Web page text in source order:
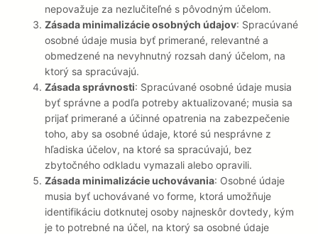
nepovažuje za nezlučiteľné s pôvodným účelom.
Zásada minimalizácie osobných údajov: Spracúvané
osobné údaje musia byť primerané, relevantné a
obmedzené na nevyhnutný rozsah daný účelom, na
ktorý sa spracúvajú.
Zásada správnosti: Spracúvané osobné údaje musia
byť správne a podľa potreby aktualizované; musia sa
prijať primerané a účinné opatrenia na zabezpečenie
toho, aby sa osobné údaje, ktoré sú nesprávne z
hľadiska účelov, na ktoré sa spracúvajú, bez
zbytočného odkladu vymazali alebo opravili.
Zásada minimalizácie uchovávania: Osobné údaje
musia byť uchovávané vo forme, ktorá umožňuje
identifikáciu dotknutej osoby najneskôr dovtedy, kým
je to potrebné na účel, na ktorý sa osobné údaje